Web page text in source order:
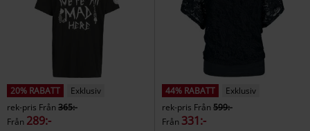
20% RABATT
Exklusiv
rek-pris Från365:-
Från 289:-
44% RABATT
Exklusiv
rek-pris Från599:-
Från 331:-